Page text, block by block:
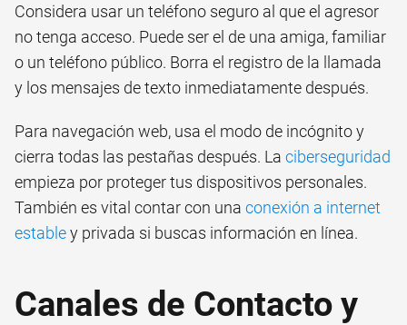
Considera usar un teléfono seguro al que el agresor
no tenga acceso. Puede ser el de una amiga, familiar
o un teléfono público. Borra el registro de la llamada
y los mensajes de texto inmediatamente después.
Para navegación web, usa el modo de incógnito y
cierra todas las pestañas después. La ciberseguridad
empieza por proteger tus dispositivos personales.
También es vital contar con una conexión a internet
establey privada si buscas información en línea.
Canales de Contacto y